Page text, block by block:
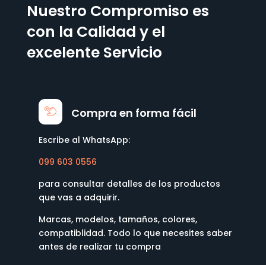
Nuestro Compromiso es
con la Calidad y el
excelente Servicio
Compra en forma fácil
Escribe al WhatsApp:
099 603 0556
para consultar detalles de los productos
que vas a adquirir.
Marcas, modelos, tamaños, colores,
compatiblidad. Todo lo que necesites saber
antes de realizar tu compra